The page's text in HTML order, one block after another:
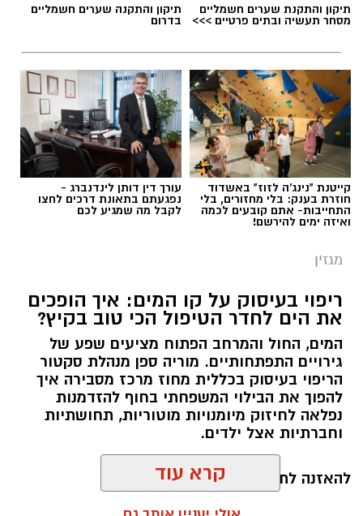
תיקון והתקנת שערים חשמליים
מסחר תעשיה ובתים פרטיים >>>
תיקון והתקנה שערים חשמליים
בדרום
קייטנת "נינג'ה לזוז" באשדוד
חוזרת בענק: בלי מחזורים, בלי
התחייבות- אתם קובעים לכמה
ואיזה ימים להירשם!
עורך דין דותן לינדנברג -
נפגעתם בתאונת דרכים לחצו
לקבל מה שמגיע לכם
מגזין
ריפוי בעיסוק על קו המים: איך הופכים
את הים לחדר הטיפול הכי טוב בקיץ?
המים, החול והמרחב הפתוח מציעים שפע של
גירויים התפתחותיים. מוריה ספן מנהלת סקטור
הריפוי בעיסוק בכללית מחוז מרכז מסבירה איך
להפוך את הבילוי המשפחתי בחוף להזדמנות
נפלאה לחיזוק מיומנויות מוטוריות, תחושתיות
וחברתיות אצל ילדים.
להאזנה לתוכן: קרא עוד